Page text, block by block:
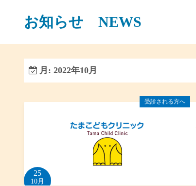
ン
お知らせ NEWS
月: 2022年10月
受診される方へ
25
10月